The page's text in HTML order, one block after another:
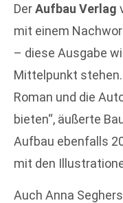
DerAufbau Verlag
mit einem
– diese Ausgabe
Mittelpunkt stehen.
Roman und die
bieten“, äußerte
Aufbau ebenfalls
mit den
Auch Anna